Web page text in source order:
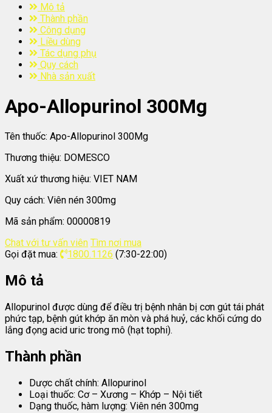
Mô tả
Thành phần
Công dụng
Liều dùng
Tác dụng phụ
Quy cách
Nhà sản xuất
Apo-Allopurinol 300Mg
Tên thuốc: Apo-Allopurinol 300Mg
Thương thiệu: DOMESCO
Xuất xứ thương hiệu: VIET NAM
Quy cách: Viên nén 300mg
Mã sản phẩm: 00000819
Chat với tư vấn viên Tìm nơi mua
Gọi đặt mua:
1800.1126 (7:30-22:00)
Mô tả
Allopurinol được dùng để điều trị bệnh nhân bị cơn gút tái phát
phức tạp, bệnh gút khớp ăn mòn và phá huỷ, các khối cứng do
lắng đọng acid uric trong mô (hạt tophi).
Thành phần
Dược chất chính: Allopurinol
Loại thuốc: Cơ – Xương – Khớp – Nội tiết
Dạng thuốc, hàm lượng: Viên nén 300mg